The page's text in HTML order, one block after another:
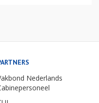
Nederlands